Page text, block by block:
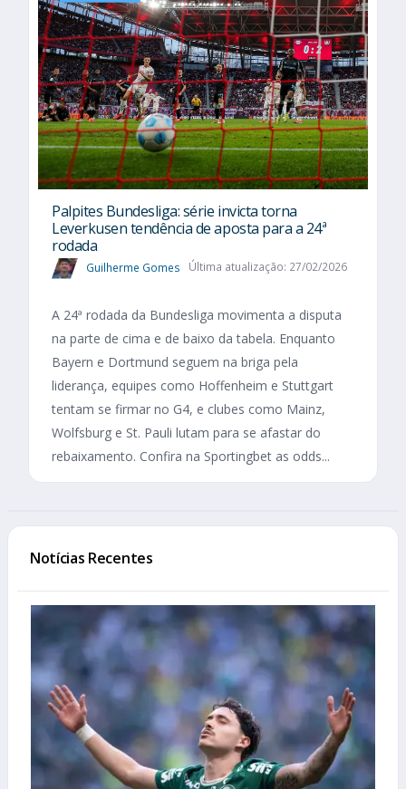
Palpites Bundesliga: série invicta torna
Leverkusen tendência de aposta para a 24ª
rodada
Guilherme Gomes Última atualização: 27/02/2026
A 24ª rodada da Bundesliga movimenta a disputa
na parte de cima e de baixo da tabela. Enquanto
Bayern e Dortmund seguem na briga pela
liderança, equipes como Hoffenheim e Stuttgart
tentam se firmar no G4, e clubes como Mainz,
Wolfsburg e St. Pauli lutam para se afastar do
rebaixamento. Confira na Sportingbet as odds...
Notícias Recentes